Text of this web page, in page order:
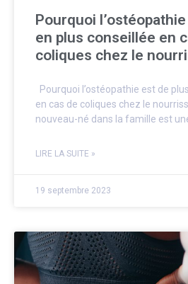
Pourquoi
en plus conseillée en
coliques chez le
Pourquoi l’ostéopathie est de
en cas de coliques chez le
nouveau-né dans la famille est
LIRE LA SUITE »
19 septembre 2023